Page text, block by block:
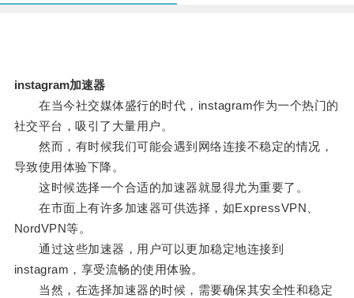
instagram加速器
在当今社交媒体盛行的时代，instagram作为一个热门的
社交平台，吸引了大量用户。
然而，有时候我们可能会遇到网络连接不稳定的情况，
导致使用体验下降。
这时候选择一个合适的加速器就显得尤为重要了。
在市面上有许多加速器可供选择，如ExpressVPN、
NordVPN等。
通过这些加速器，用户可以更加稳定地连接到
instagram，享受流畅的使用体验。
当然，在选择加速器的时候，需要确保其安全性和稳定